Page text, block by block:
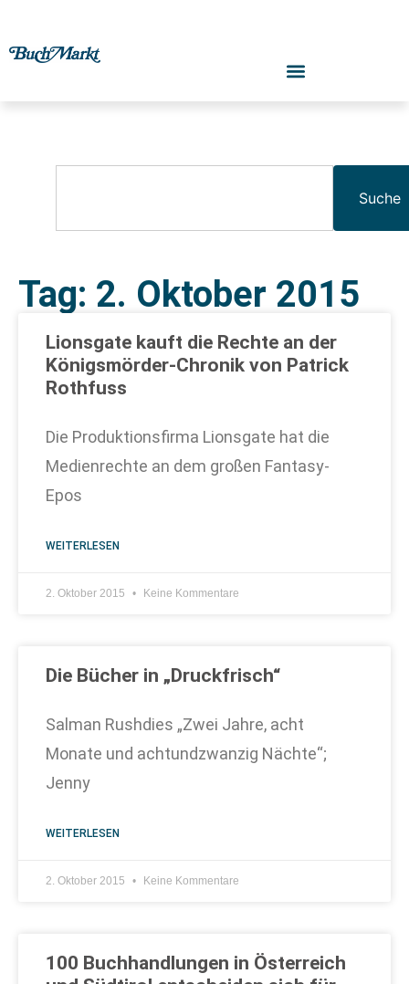
Suche
Tag: 2. Oktober 2015
Lionsgate kauft die Rechte an der
Königsmörder-Chronik von Patrick
Rothfuss
Die Produktionsfirma Lionsgate hat die
Medienrechte an dem großen Fantasy-
Epos
WEITERLESEN
2. Oktober 2015 Keine Kommentare
Die Bücher in „Druckfrisch“
Salman Rushdies „Zwei Jahre, acht
Monate und achtundzwanzig Nächte“;
Jenny
WEITERLESEN
2. Oktober 2015 Keine Kommentare
100 Buchhandlungen in Österreich